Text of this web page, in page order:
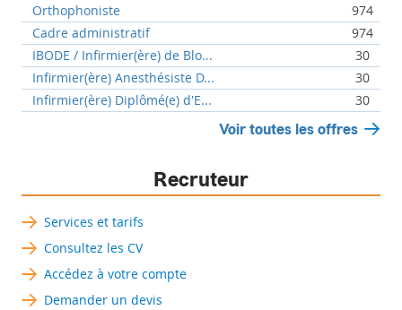
Orthophoniste
974
Cadre administratif
974
IBODE / Infirmier(ère) de Blo...
30
Infirmier(ère) Anesthésiste D...
30
Infirmier(ère) Diplômé(e) d'E...
30
Voir toutes les offres
Recruteur
Services et tarifs
Consultez les CV
Accédez à votre compte
Demander un devis